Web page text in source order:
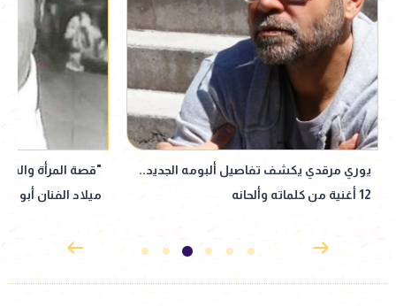
"قصة المرأة والساطور في حياته".. ذكرى
ميلاد الفنان أبو بكر عزت
الفنان رامي وحيد
كليرمونت أصعب